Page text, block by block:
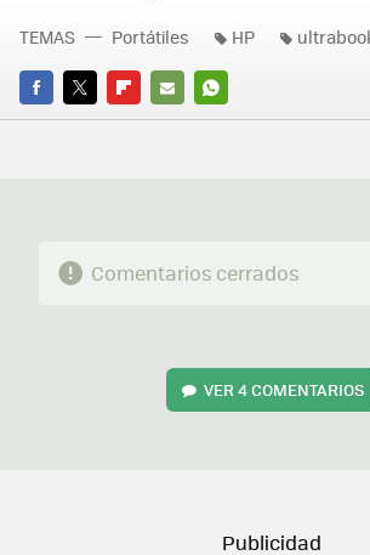
FACEBOOK
TWITTERFLIPBOARD
E-
WHATSAPP
TEMAS Portátiles HP
Comentarios cerrados
VER4 COMENTARIOS